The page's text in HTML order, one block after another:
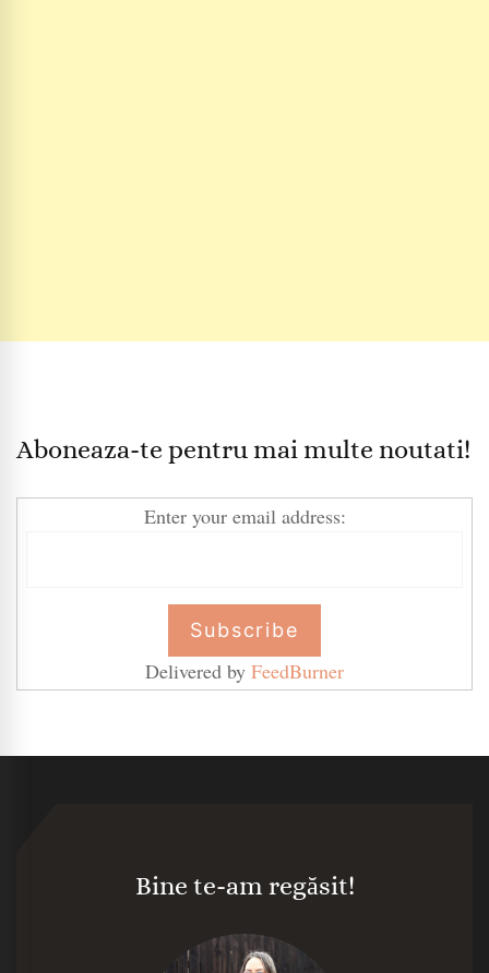
Aboneaza-te pentru mai multe noutati!
Enter your email address:
Delivered by FeedBurner
Bine te-am regăsit!